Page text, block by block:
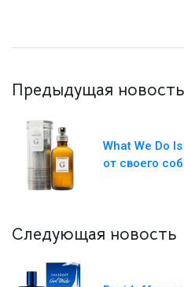
Предыдущая новость
What We Do
от своего
Следующая новость